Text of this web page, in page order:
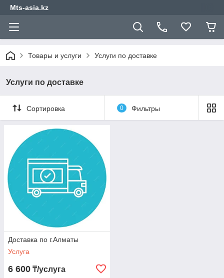
Mts-asia.kz
Товары и услуги Услуги по доставке
Услуги по доставке
Сортировка 0 Фильтры
Доставка по г.Алматы
Услуга
6 600 ₸/услуга